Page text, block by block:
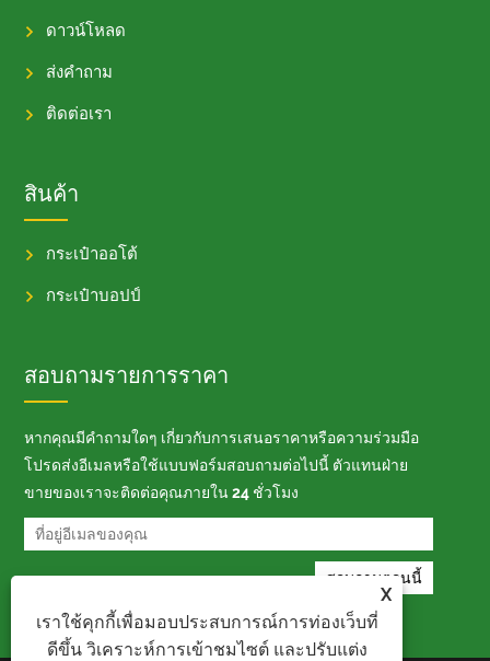
X
เราใช้คุกกี้เพื่อมอบประสบการณ์การท่องเว็บที่
ดีขึ้น วิเคราะห์การเข้าชมไซต์ และปรับแต่ง
ดาวน์โหลด
ส่งคำถาม
ติดต่อเรา
สินค้า
กระเป๋าออโต้
กระเป๋าบอปป์
สอบถามรายการราคา
หากคุณมีคำถามใดๆ เกี่ยวกับการเสนอราคาหรือความร่วมมือ
โปรดส่งอีเมลหรือใช้แบบฟอร์มสอบถามต่อไปนี้ ตัวแทนฝ่าย
ขายของเราจะติดต่อคุณภายใน 24 ชั่วโมง